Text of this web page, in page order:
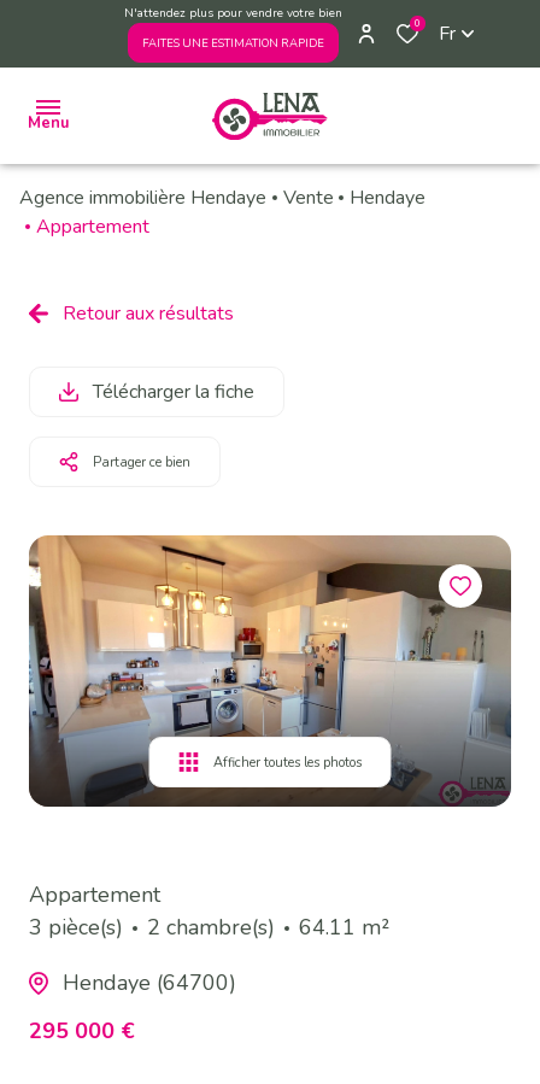
N'attendez plus pour vendre votre bien
FAITES UNE ESTIMATION RAPIDE
0 Fr
Menu
ACHETER
ESTIMER
L'AGENCE
VOUS
Agence immobilière Hendaye Vente
Hendaye
Appartement
Retour aux résultats
Télécharger la fiche
Partager ce bien
Afficher toutes les photos
Appartement
3 pièce(s)
2 chambre(s)
64.11 m²
Hendaye (64700)
295 000 €